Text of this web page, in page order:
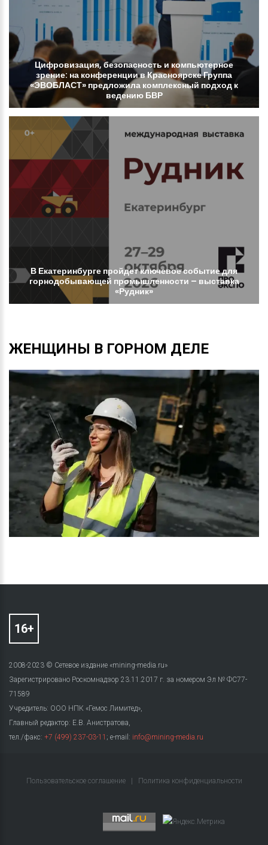
Цифровизация, безопасность и компьютерное
зрение: на конференциивКрасноярскеГруппа
«ЭВОБЛАСТ» предложила комплексный подход к
ведению БВР
В Екатеринбурге пройдетключевоесобытиедля
горнодобывающей промышленности – выставка
«Рудник»
ЖЕНЩИНЫ В ГОРНОМ ДЕЛЕ
2008-2023 © Сетевое издание «mining-media.ru»
Зарегистрировано Роскомнадзор 23.11.2017 г. за номером Эл № ФС77-
71589
Учредитель: ООО НПК «Гемос Лимитед»,
Главный редактор: Е.В. Анистратова,
тел./факс: +7 (499) 237-03-11 ; e-mail: info@mining-media.ru
Пользовательское соглашение Политика конфиденциальности